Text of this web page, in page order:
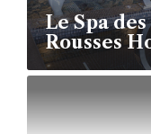
Le Spa
Rousses
d’Huez -